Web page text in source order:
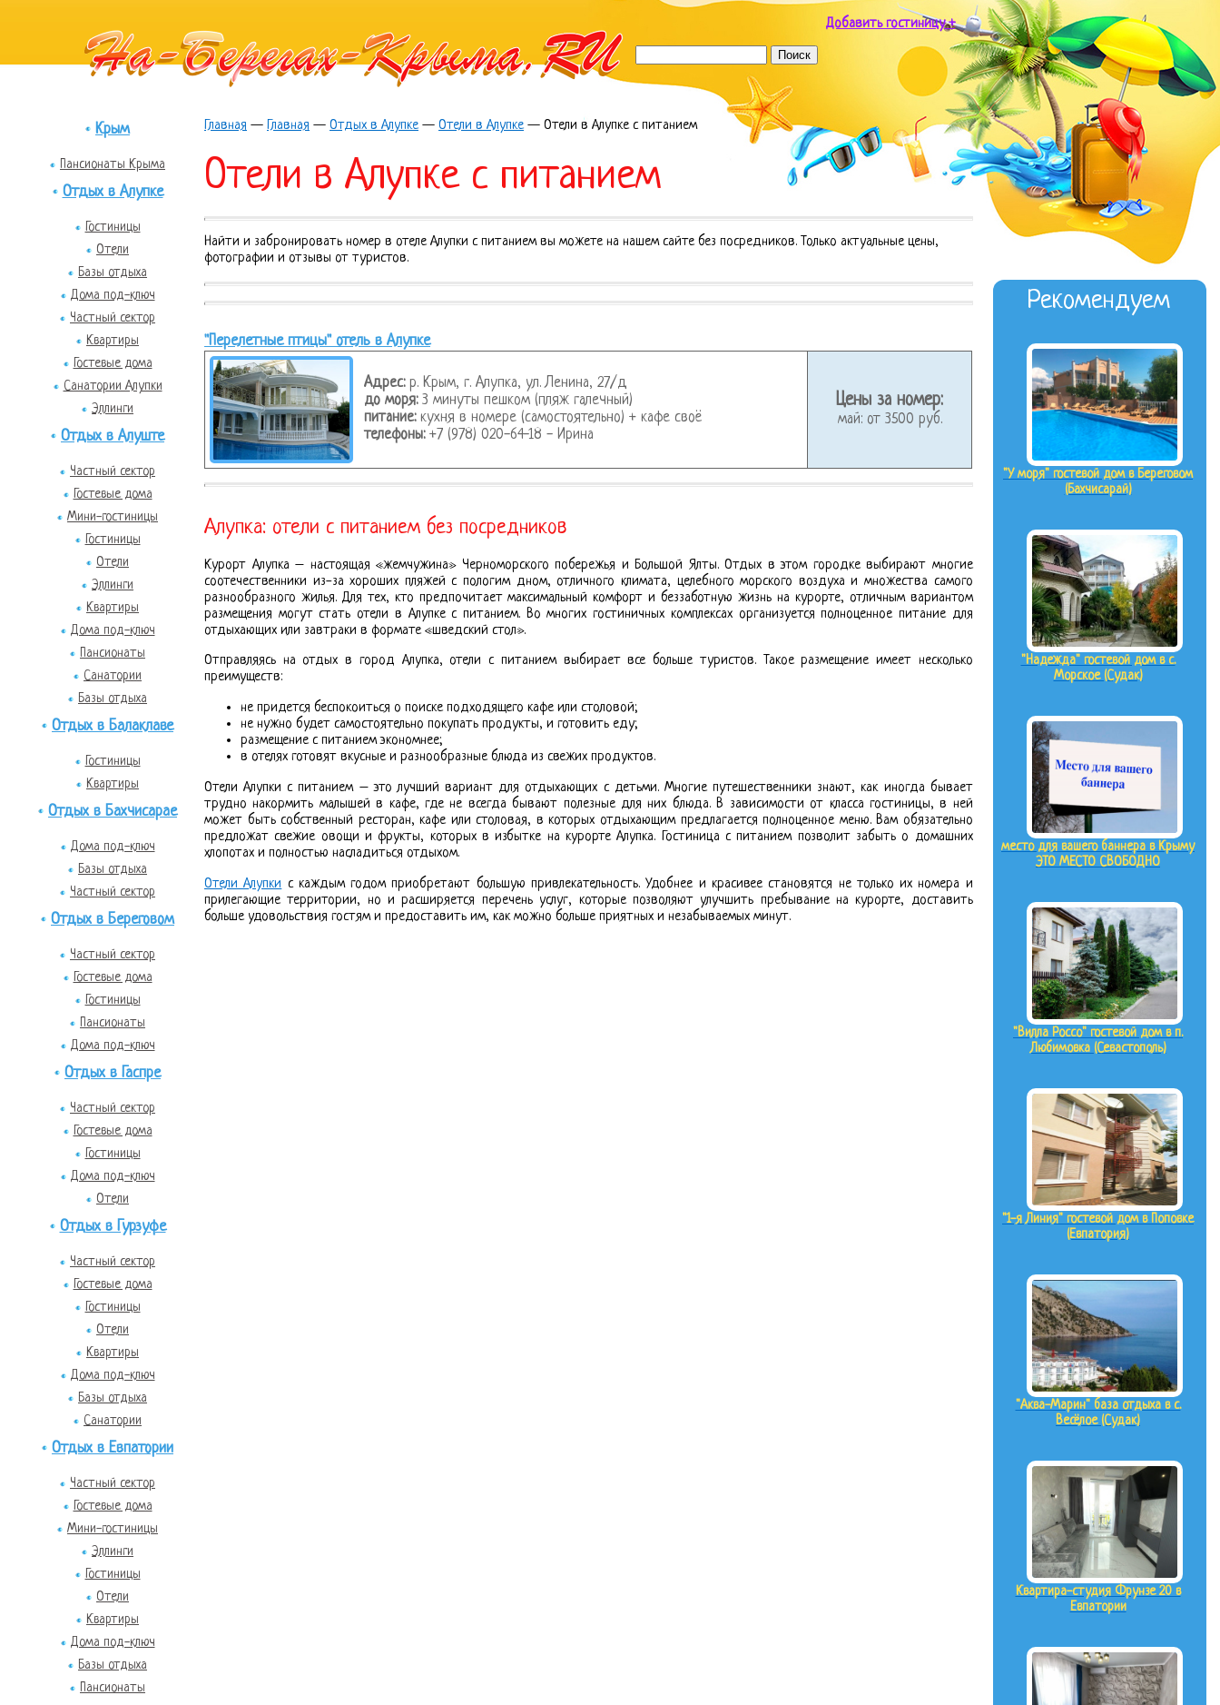
Добавить гостиницу +
Крым
Пансионаты Крыма
Отдых в Алупке
Гостиницы
Отели
Базы отдыха
Дома под-ключ
Частный сектор
Квартиры
Гостевые дома
Санатории Алупки
Эллинги
Отдых в Алуште
Частный сектор
Гостевые дома
Мини-гостиницы
Гостиницы
Отели
Эллинги
Квартиры
Дома под-ключ
Пансионаты
Санатории
Базы отдыха
Отдых в Балаклаве
Гостиницы
Квартиры
Отдых в Бахчисарае
Дома под-ключ
Базы отдыха
Частный сектор
Отдых в Береговом
Частный сектор
Гостевые дома
Гостиницы
Пансионаты
Дома под-ключ
Отдых в Гаспре
Частный сектор
Гостевые дома
Гостиницы
Дома под-ключ
Отели
Отдых в Гурзуфе
Частный сектор
Гостевые дома
Гостиницы
Отели
Квартиры
Дома под-ключ
Базы отдыха
Санатории
Отдых в Евпатории
Частный сектор
Гостевые дома
Мини-гостиницы
Эллинги
Гостиницы
Отели
Квартиры
Дома под-ключ
Базы отдыха
Пансионаты
Главная — Главная — Отдых в Алупке — Отели в Алупке — Отели в Алупке с питанием
Отели в Алупке с питанием
Найти и забронировать номер в отеле Алупки с питанием вы можете на нашем сайте без посредников. Только актуальные цены,
фотографии и отзывы от туристов.
"Перелетные птицы" отель в Алупке
Адрес:р. Крым, г. Алупка, ул. Ленина, 27/д
до моря:3 минуты пешком (пляж галечный)
питание:кухня в номере (самостоятельно) + кафе своё
телефоны:+7 (978) 020-64-18 - Ирина
Цены за номер:
май: от 3500 руб.
Алупка: отели с питанием без посредников
Курорт Алупка – настоящая «жемчужина» Черноморского побережья и Большой Ялты. Отдых в этом городке выбирают многие
соотечественники из-за хороших пляжей с пологим дном, отличного климата, целебного морского воздуха и множества самого
разнообразного жилья. Для тех, кто предпочитает максимальный комфорт и беззаботную жизнь на курорте, отличным вариантом
размещения могут стать отели в Алупке с питанием. Во многих гостиничных комплексах организуется полноценное питание для
отдыхающих или завтраки в формате «шведский стол».
Отправляясь на отдых в город Алупка, отели с питанием выбирает все больше туристов. Такое размещение имеет несколько
преимуществ:
не придется беспокоиться о поиске подходящего кафе или столовой;
не нужно будет самостоятельно покупать продукты, и готовить еду;
размещение с питанием экономнее;
в отелях готовят вкусные и разнообразные блюда из свежих продуктов.
Отели Алупки с питанием – это лучший вариант для отдыхающих с детьми. Многие путешественники знают, как иногда бывает
трудно накормить малышей в кафе, где не всегда бывают полезные для них блюда. В зависимости от класса гостиницы, в ней
может быть собственный ресторан, кафе или столовая, в которых отдыхающим предлагается полноценное меню. Вам обязательно
предложат свежие овощи и фрукты, которых в избытке на курорте Алупка. Гостиница с питанием позволит забыть о домашних
хлопотах и полностью насладиться отдыхом.
Отели Алупки с каждым годом приобретают большую привлекательность. Удобнее и красивее становятся не только их номера и
прилегающие территории, но и расширяется перечень услуг, которые позволяют улучшить пребывание на курорте, доставить
больше удовольствия гостям и предоставить им, как можно больше приятных и незабываемых минут.
Рекомендуем
"У моря" гостевой дом в Береговом
(Бахчисарай)
"Надежда" гостевой дом в с.
Морское (Судак)
место для вашего баннера в Крыму
ЭТО МЕСТО СВОБОДНО
"Вилла Россо" гостевой дом в п.
Любимовка (Севастополь)
"1-я Линия" гостевой дом в Поповке
(Евпатория)
"Аква-Марин" база отдыха в с.
Весёлое (Судак)
Квартира-студия Фрунзе 20 в
Евпатории